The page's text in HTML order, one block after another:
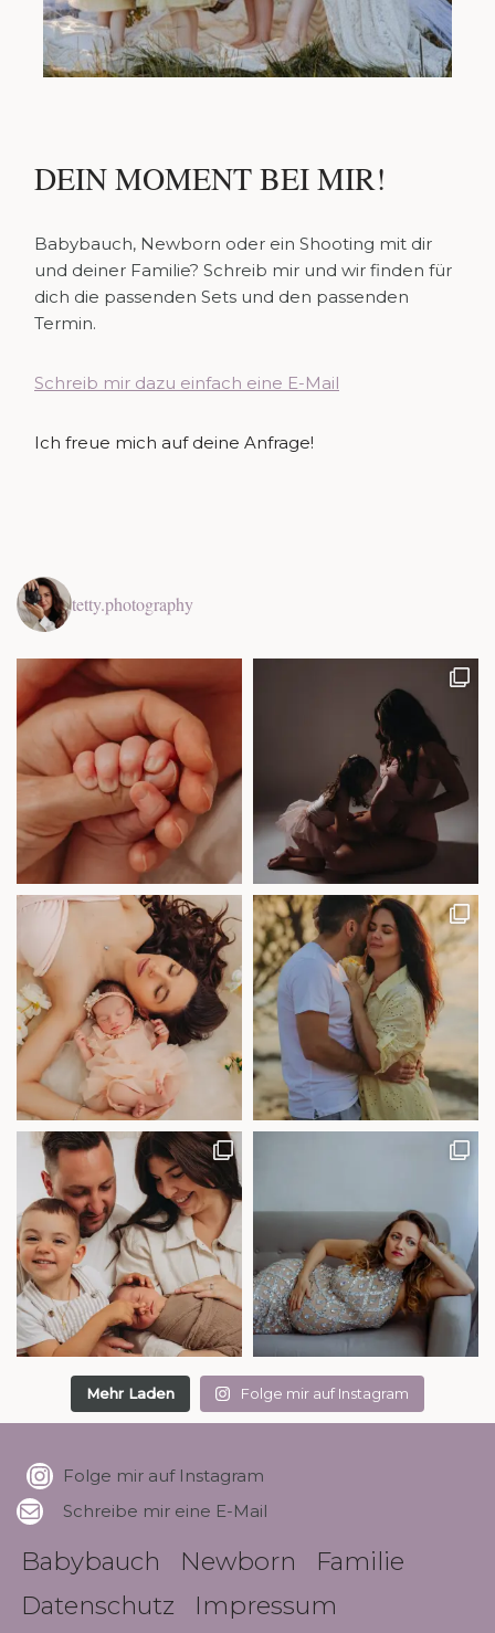
DEIN MOMENT BEI MIR!
Babybauch, Newborn oder ein Shooting mit dir
und deiner Familie? Schreib mir und wir finden für
dich die passenden Sets und den passenden
Termin.
Schreib mir dazu einfach eine E-Mail
Ich freue mich auf deine Anfrage!
tetty.photography
Mehr Laden Folge mir auf Instagram
Folge mir auf Instagram
Schreibe mir eine E-Mail
Babybauch Newborn
Familie
Datenschutz
Impressum